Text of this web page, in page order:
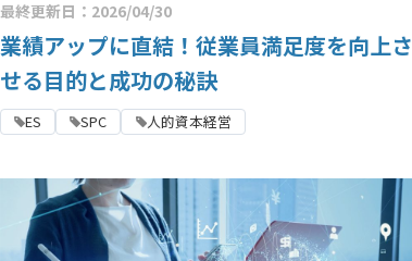
最終更新日：2026/04/30
業績アップに直結！従業員満足度を向上さ
せる目的と成功の秘訣
ES SPC 人的資本経営